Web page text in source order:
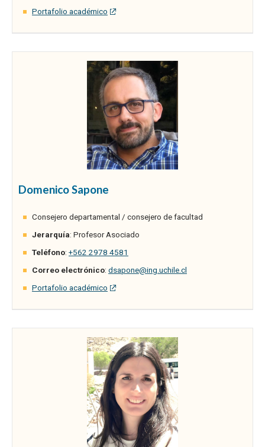
Portafolio académico
Domenico Sapone
Consejero departamental / consejero de facultad
Jerarquía: Profesor Asociado
Teléfono: +562 2978 4581
Correo electrónico: dsapone@ing.uchile.cl
Portafolio académico